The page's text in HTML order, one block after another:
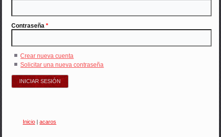
Contraseña*
Crear nueva cuenta
Solicitar una nueva contraseña
Inicio |acaros